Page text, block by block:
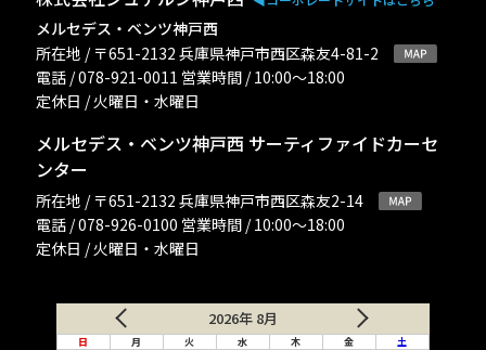
メルセデス・ベンツ神戸西
所在地 / 〒651-2132 兵庫県神戸市西区森友4-81-2
電話 / 078-921-0011 営業時間 / 10:00〜18:00
定休日 / 火曜日・水曜日
メルセデス・ベンツ神戸西 サーティファイドカーセ
ンター
所在地 / 〒651-2132 兵庫県神戸市西区森友2-14
電話 / 078-926-0100 営業時間 / 10:00〜18:00
定休日 / 火曜日・水曜日
2026年 8月
日 月 火 水 木 金 土